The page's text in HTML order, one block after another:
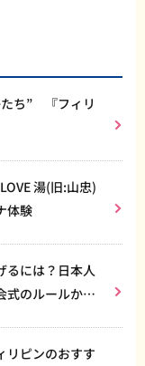
たち” 『フィリ
湯(旧:山忠)
体験
るには？日本人
式のルールから
リピンのおすす